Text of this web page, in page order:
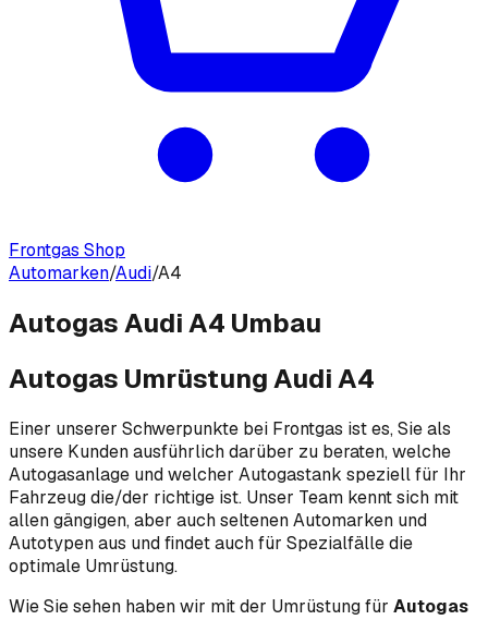
Frontgas Shop
Automarken/Audi/A4
Autogas Audi A4 Umbau
Autogas Umrüstung Audi A4
Einer unserer Schwerpunkte bei Frontgas ist es, Sie als
unsere Kunden ausführlich darüber zu beraten, welche
Autogasanlage und welcher Autogastank speziell für Ihr
Fahrzeug die/der richtige ist. Unser Team kennt sich mit
allen gängigen, aber auch seltenen Automarken und
Autotypen aus und findet auch für Spezialfälle die
optimale Umrüstung.
Wie Sie sehen haben wir mit der Umrüstung für Autogas